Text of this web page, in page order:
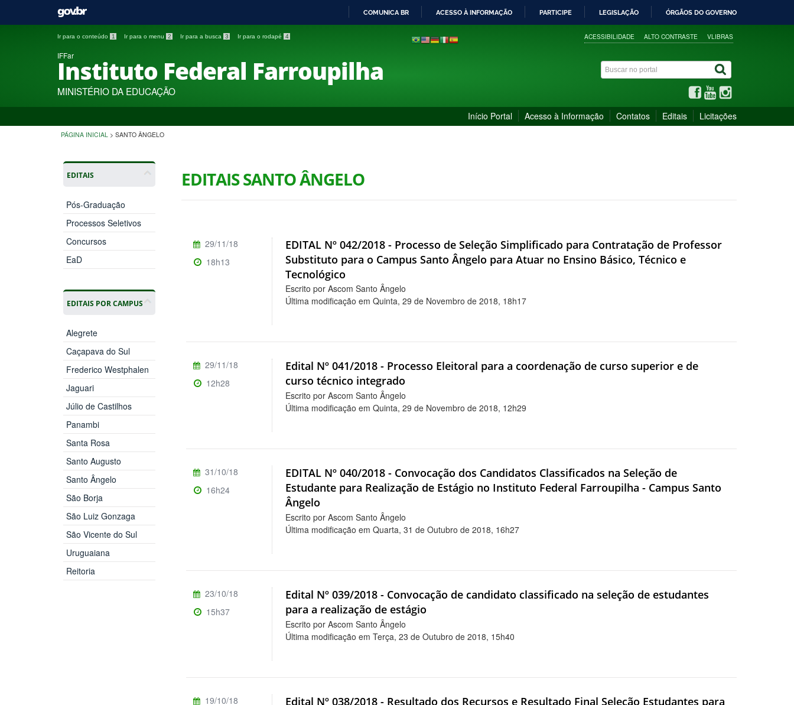
PARA
COMUNICA BR ACESSO À INFORMAÇÃO PARTICIPE LEGISLAÇÃO ÓRGÃOS DO GOVERNO
Ir para o conteúdo 1 Ir para o menu 2 Ir para a busca 3 Ir para o rodapé 4 ACESSIBILIDADE ALTO CONTRASTE VLIBRAS
IFFar
Instituto Federal Farroupilha
MINISTÉRIO DA EDUCAÇÃO
Início Portal Acesso à Informação Contatos Editais Licitações
PÁGINA INICIAL > SANTO ÂNGELO
EDITAIS
Pós-Graduação
Processos Seletivos
Concursos
EaD
EDITAIS POR CAMPUS
Alegrete
Caçapava do Sul
Frederico Westphalen
Jaguari
Júlio de Castilhos
Panambi
Santa Rosa
Santo Augusto
Santo Ângelo
São Borja
São Luiz Gonzaga
São Vicente do Sul
Uruguaiana
Reitoria
EDITAIS SANTO ÂNGELO
EDITAL Nº 042/2018 - Processo de Seleção Simplificado para Contratação de Professor
Substituto para o Campus Santo Ângelo para Atuar no Ensino Básico, Técnico e
Tecnológico
Escrito por Ascom Santo Ângelo
Última modificação em Quinta, 29 de Novembro de 2018, 18h17
29/11/18
18h13
Edital Nº 041/2018 - Processo Eleitoral para a coordenação de curso superior e de
curso técnico integrado
Escrito por Ascom Santo Ângelo
Última modificação em Quinta, 29 de Novembro de 2018, 12h29
29/11/18
12h28
EDITAL Nº 040/2018 - Convocação dos Candidatos Classificados na Seleção de
Estudante para Realização de Estágio no Instituto Federal Farroupilha - Campus Santo
Ângelo
Escrito por Ascom Santo Ângelo
Última modificação em Quarta, 31 de Outubro de 2018, 16h27
31/10/18
16h24
Edital Nº 039/2018 - Convocação de candidato classificado na seleção de estudantes
para a realização de estágio
Escrito por Ascom Santo Ângelo
Última modificação em Terça, 23 de Outubro de 2018, 15h40
23/10/18
15h37
Edital Nº 038/2018 - Resultado dos Recursos e Resultado Final Seleção Estudantes para
19/10/18